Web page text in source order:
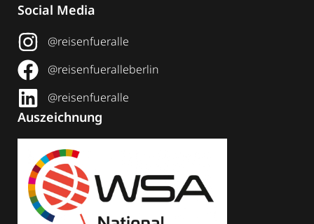
Social Media
@reisenfueralle
@reisenfueralleberlin
@reisenfueralle
Auszeichnung